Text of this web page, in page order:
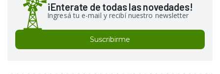
¡Enterate de todas las novedades!
Ingresá tu e-mail y recibí nuestro newsletter
Suscribirme